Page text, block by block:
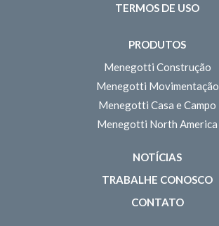
TERMOS DE USO
PRODUTOS
Menegotti Construção
Menegotti Movimentação
Menegotti Casa e Campo
Menegotti North America
NOTÍCIAS
TRABALHE CONOSCO
CONTATO